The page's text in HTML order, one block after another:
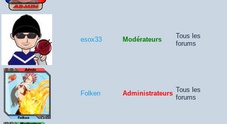
esox33 Modérateurs
Tous les
forums
Folken Administrateurs Tous les
forums